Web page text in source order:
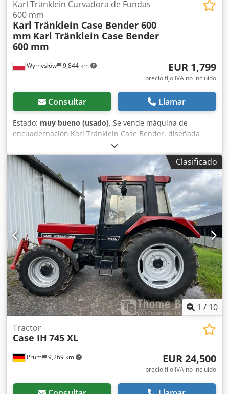
Wymysłów 9,844 km
Karl Tränklein Curvadora de Fundas
600 mm
Karl Tränklein Case Bender 600
mm Karl Tränklein Case Bender
600 mm
EUR 1,799
precio fijo IVA no incluído
Consultar Llamar
Estado: muy bueno (usado), Se vende máquina de
encuadernación Karl Tränklein Case Bender, diseñada
para dar forma y curvar los lomos de las cubiertas de
libros de tapa dura. El dispositivo proporciona a las
cubiertas el radio adecuado, lo que permite que se ajusten
perfectamente al bloque del libro. La máquina está
equipada con rodillos ajustables que permiten adaptarse
a diferentes grosores de cubiertas. Su robusta estructura
de hierro fundido garantiza una alta precisión y una larga
vida útil. Datos técnicos: Fabricante: Karl Tränklein Tipo:
Case Bender / máquina para dar forma a lomos Ancho de
trabajo: aprox. 600 mm Dkjdpfx Alsziwnbjaer Ajuste de la
presión de los rodillos Estructura estable de hierro
fundido Accionamiento eléctrico Mesa de trabajo Estado:
usada Aplicaciones: producción de libros de tapa dura,
encuadernaciones, imprentas, empresas de artes gráficas,
producción de álbumes, catálogos y encuadernaciones.
Clasificado
1 / 10
Prüm 9,269 km
Tractor
Case IH 745 XL
EUR 24,500
precio fijo IVA no incluído